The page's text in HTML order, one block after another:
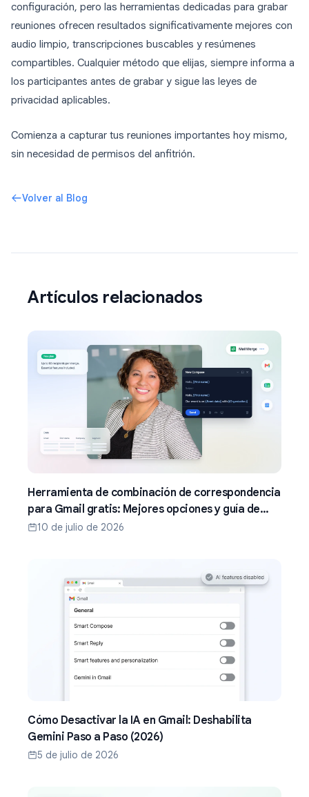
configuración, pero las herramientas dedicadas para grabar
reuniones ofrecen resultados significativamente mejores con
audio limpio, transcripciones buscables y resúmenes
compartibles. Cualquier método que elijas, siempre informa a
los participantes antes de grabar y sigue las leyes de
privacidad aplicables.
Comienza a capturar tus reuniones importantes hoy mismo,
sin necesidad de permisos del anfitrión.
Volver al Blog
Artículos relacionados
Herramienta de combinación de correspondencia
para Gmail gratis: Mejores opciones y guía de
configuración (2026)
10 de julio de 2026
Cómo Desactivar la IA en Gmail: Deshabilita
Gemini Paso a Paso (2026)
5 de julio de 2026